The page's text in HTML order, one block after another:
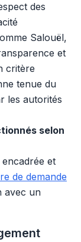
des
Salouël,
et
critère
tenue du
les autorités
selon
et
de demande
avec un